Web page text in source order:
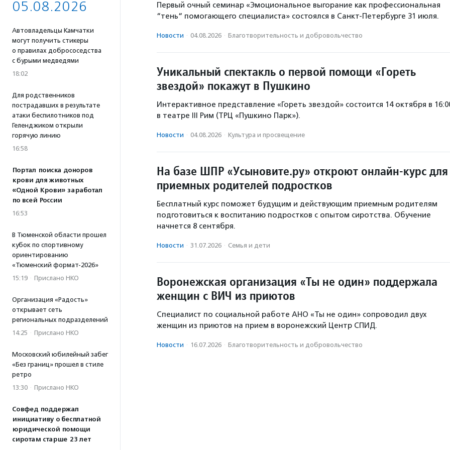
05.08.2026
Автовладельцы Камчатки
могут получить стикеры
о правилах добрососедства
с бурыми медведями
18:02
Для родственников
пострадавших в результате
атаки беспилотников под
Геленджиком открыли
горячую линию
16:58
Портал поиска доноров
крови для животных
«Одной Крови» заработал
по всей России
16:53
В Тюменской области прошел
кубок по спортивному
ориентированию
«Тюменский формат-2026»
15:19 · Прислано НКО
Организация «Радость»
открывает сеть
региональных подразделений
14:25 · Прислано НКО
Московский юбилейный забег
«Без границ» прошел в стиле
ретро
13:30 · Прислано НКО
Совфед поддержал
инициативу о бесплатной
юридической помощи
сиротам старше 23 лет
Первый очный семинар «Эмоциональное выгорание как профессиональная
“тень“ помогающего специалиста» состоялся в Санкт-Петербурге 31 июля.
Новости · 04.08.2026 · Благотвори­тель­ность и доброволь­чест­во
Уникальный спектакль о первой помощи «Гореть
звездой» покажут в Пушкино
Интерактивное представление «Гореть звездой» состоится 14 октября в
в театре III Рим (ТРЦ «Пушкино Парк»).
Новости · 04.08.2026 · Культура и просвещение
На базе ШПР «Усыновите.ру» откроют онлайн-курс для
приемных родителей подростков
Бесплатный курс поможет будущим и действующим приемным родителям
подготовиться к воспитанию подростков с опытом сиротства. Обучение
начнется 8 сентября.
Новости · 31.07.2026 · Семья и дети
Воронежская организация «Ты не один» поддержала
женщин с ВИЧ из приютов
Специалист по социальной работе АНО «Ты не один» сопроводил двух
женщин из приютов на прием в воронежский Центр СПИД.
Новости · 16.07.2026 · Благотвори­тель­ность и доброволь­чест­во